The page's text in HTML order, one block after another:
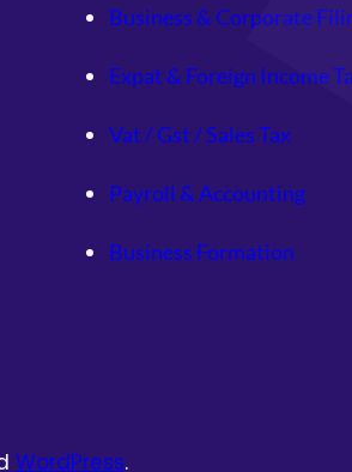
Business & Corporate
Expat & Foreign Income
Vat / Gst / Sales Tax
Payroll & Accounting
Business Formation
WordPress.